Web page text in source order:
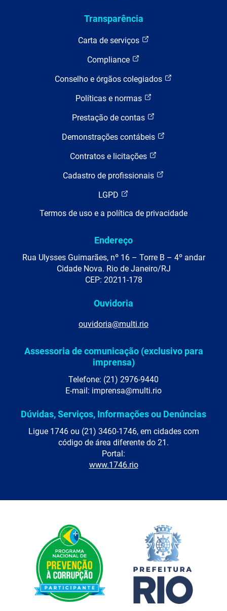
Transparência
Carta de serviços
Compliance
Conselho e órgãos colegiados
Políticas e normas
Prestação de contas
Demonstrações contábeis
Contratos e licitações
Cadastro de profissionais
LGPD
Termos de uso e a política de privacidade
Endereço
Rua Ulysses Guimarães, nº 16 – Torre B – 4º andar
Cidade Nova. Rio de Janeiro/RJ
CEP: 20211-178
Ouvidoria
ouvidoria@multi.rio
Assessoria de comunicação (exclusivo para
imprensa)
Telefone: (21) 2976-9440
E-mail: imprensa@multi.rio
Dúvidas, Serviços, Informações ou Denúncias
Ligue 1746 ou (21) 3460-1746, em cidades com
código de área diferente do 21.
Portal:
www.1746.rio